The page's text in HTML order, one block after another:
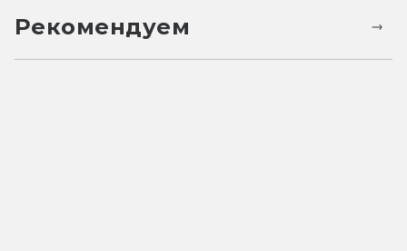
Рекомендуем